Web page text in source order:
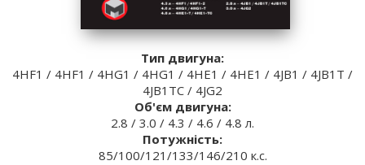
Тип двигуна:
4HF1 / 4HF1 / 4HG1 / 4HG1 / 4HЕ1 / 4НЕ1 / 4JB1 / 4JB1T /
4JB1TC / 4JG2
Об'єм двигуна:
2.8 / 3.0 / 4.3 / 4.6 / 4.8 л.
Потужність:
85/100/121/133/146/210 к.с.